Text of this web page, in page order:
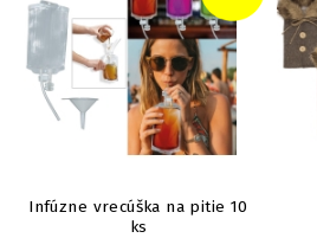
Infúzne vrecúška na pitie 10
ks